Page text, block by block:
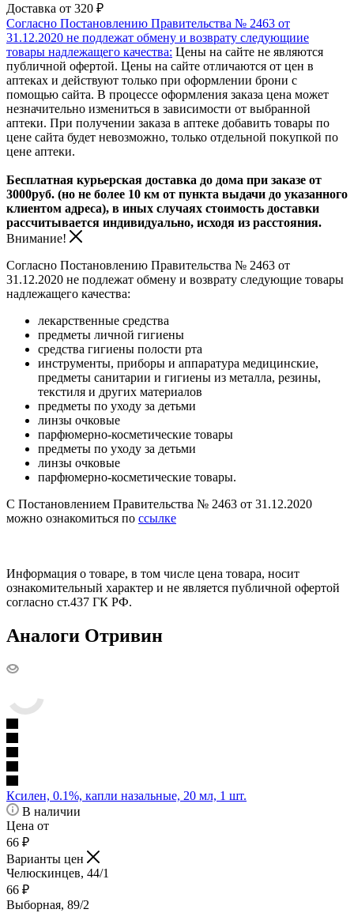
Доставка от 320 ₽
Согласно Постановлению Правительства № 2463 от
31.12.2020 не подлежат обмену и возврату следующиие
товары надлежащего качества: Цены на сайте не являются
публичной офертой. Цены на сайте отличаются от цен в
аптеках и действуют только при оформлении брони с
помощью сайта. В процессе оформления заказа цена может
незначительно измениться в зависимости от выбранной
аптеки. При получении заказа в аптеке добавить товары по
цене сайта будет невозможно, только отдельной покупкой по
цене аптеки.
Бесплатная курьерская доставка до дома при заказе от
3000руб. (но не более 10 км от пункта выдачи до указанного
клиентом адреса), в иных случаях стоимость доставки
рассчитывается индивидуально, исходя из расстояния.
Внимание!
Согласно Постановлению Правительства № 2463 от
31.12.2020 не подлежат обмену и возврату следующие товары
надлежащего качества:
лекарственные средства
предметы личной гигиены
средства гигиены полости рта
инструменты, приборы и аппаратура медицинские,
предметы санитарии и гигиены из металла, резины,
текстиля и других материалов
предметы по уходу за детьми
линзы очковые
парфюмерно-косметические товары
предметы по уходу за детьми
линзы очковые
парфюмерно-косметические товары.
С Постановлением Правительства № 2463 от 31.12.2020
можно ознакомиться по ссылке
Информация о товаре, в том числе цена товара, носит
ознакомительный характер и не является публичной офертой
согласно ст.437 ГК РФ.
Аналоги Отривин
Ксилен, 0.1%, капли назальные, 20 мл, 1 шт.
В наличии
Цена от
66 ₽
Варианты цен
Челюскинцев, 44/1
66 ₽
Выборная, 89/2